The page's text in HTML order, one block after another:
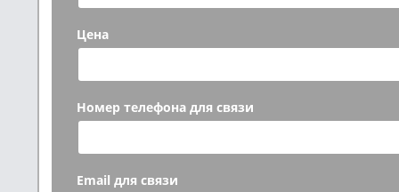
Цена
Номер телефона для связи
Email для связи